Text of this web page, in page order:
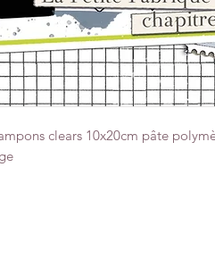
clears 10x20cm pâte